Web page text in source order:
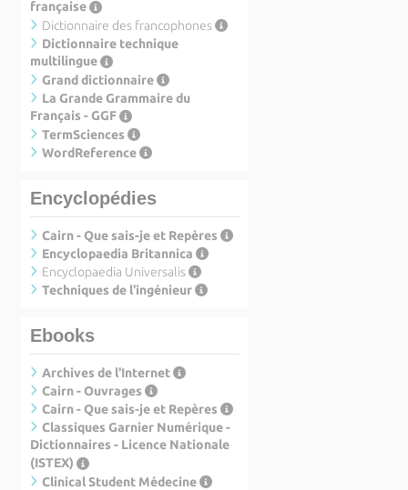
française
Dictionnaire des francophones
Dictionnaire technique
multilingue
Grand dictionnaire
La Grande Grammaire du
Français - GGF
TermSciences
WordReference
Encyclopédies
Cairn - Que sais-je et Repères
Encyclopaedia Britannica
Encyclopaedia Universalis
Techniques de l'ingénieur
Ebooks
Archives de l'Internet
Cairn - Ouvrages
Cairn - Que sais-je et Repères
Classiques Garnier Numérique -
Dictionnaires - Licence Nationale
(ISTEX)
Clinical Student Médecine